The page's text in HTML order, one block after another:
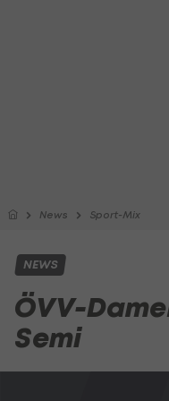
News Sport-Mix
NEWS
ÖVV-
Semi